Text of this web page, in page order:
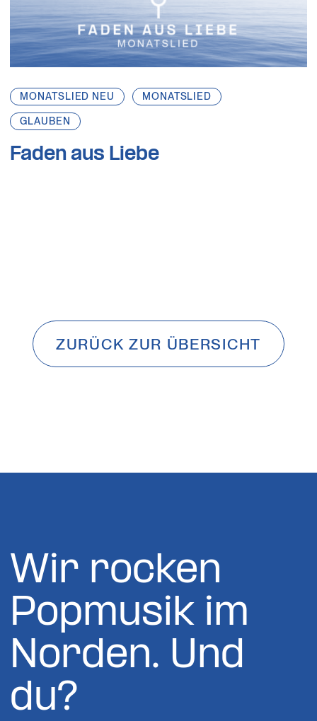
MONATSLIED NEU MONATSLIED
GLAUBEN
Faden aus Liebe
ZURÜCK ZUR ÜBERSICHT
Wir rocken
Popmusik im
Norden. Und
du?